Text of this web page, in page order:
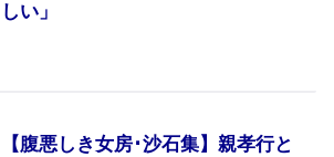
しい」
【腹悪しき女房･沙石集】親孝行と